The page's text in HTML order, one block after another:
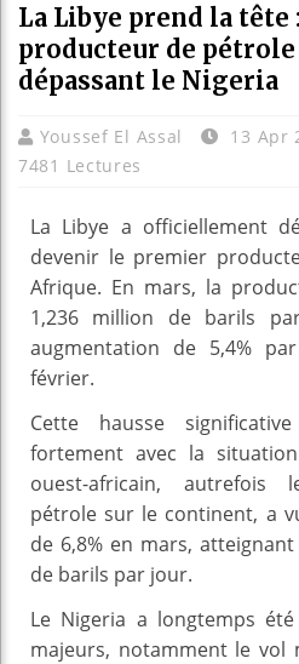
La Libye prend la
producteur de
dépassant le Nigeria
Youssef El Assal 13 Apr
7481 Lectures
La Libye a officiellement
devenir le premier
Afrique. En mars, la
1,236 million de barils
augmentation de 5,4%
février.
Cette hausse
fortement avec la
ouest-africain, autrefois
pétrole sur le continent, a
de 6,8% en mars,
de barils par jour.
Le Nigeria a longtemps
majeurs, notamment le vol